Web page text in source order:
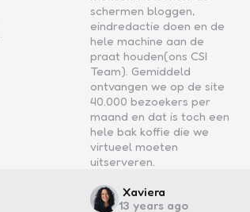
schermen bloggen,
eindredactie doen en de
hele machine aan de
praat houden(ons CSI
Team). Gemiddeld
ontvangen we op de site
40.000 bezoekers per
maand en dat is toch een
hele bak koffie die we
virtueel moeten
uitserveren.
Posted
by
Xaviera
13 years ago